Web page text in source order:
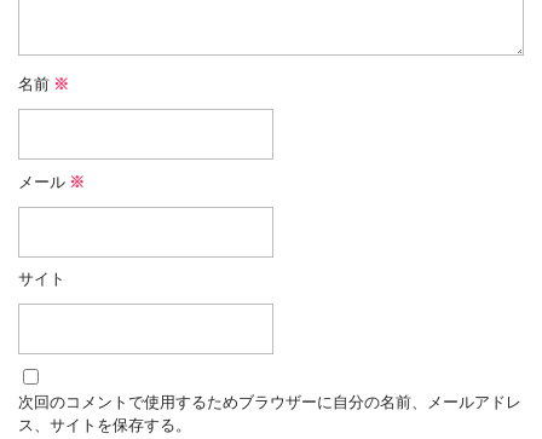
名前 ※
メール ※
サイト
次回のコメントで使用するためブラウザーに自分の名前、メールアドレ
ス、サイトを保存する。